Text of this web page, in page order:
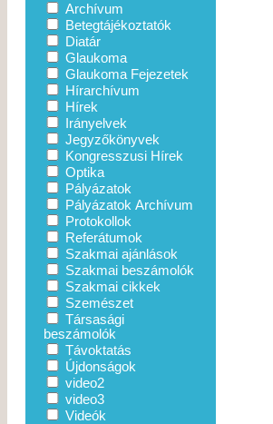
Archívum
Betegtájékoztatók
Diatár
Glaukoma
Glaukoma Fejezetek
Hírarchívum
Hírek
Irányelvek
Jegyzőkönyvek
Kongresszusi Hírek
Optika
Pályázatok
Pályázatok Archívum
Protokollok
Referátumok
Szakmai ajánlások
Szakmai beszámolók
Szakmai cikkek
Szemészet
Társasági
beszámolók
Távoktatás
Újdonságok
video2
video3
Videók